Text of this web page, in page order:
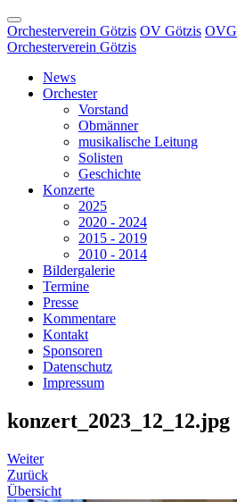
Orchesterverein Götzis OV Götzis OVG
Orchesterverein Götzis
News
Orchester
Vorstand
Obmänner
musikalische Leitung
Solisten
Geschichte
Konzerte
2025
2020 - 2024
2015 - 2019
2010 - 2014
Bildergalerie
Termine
Presse
Kommentare
Kontakt
Sponsoren
Datenschutz
Impressum
konzert_2023_12_12.jpg
Weiter
Zurück
Übersicht